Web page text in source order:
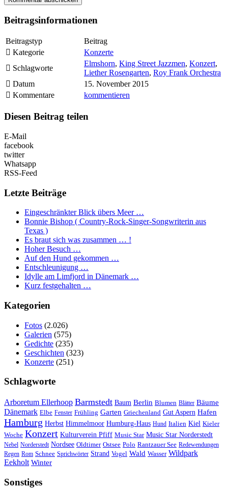
Beitragsinformationen
Beitragstyp
Beitrag
Kategorie
Konzerte
Schlagworte
Elmshorn, King Street Jazzmen, Konzert,
Liether Rosengarten, Roy Frank Orchestra
Datum
15. November 2015
Kommentare
kommentieren
Diesen Beitrag teilen
E-Mail
facebook
twitter
Whatsapp
RSS-Feed
Letzte Beiträge
Eingeschränkter Blick übers Meer …
Bonnie Bishop ( Country-Rock-Singer-Songwriterin aus
Texas )
Es braut sich was zusammen … !
Hoher Besuch …
Auf den Hund gekommen …
Entschleunigung …
Idylle am Limfjord in Dänemark …
Kurz festgehalten …
Kategorien
Fotos (2.026)
Galerien (575)
Gedichte (235)
Geschichten (323)
Konzerte (251)
Schlagworte
Arboretum Ellerhoop Barmstedt Baum Berlin Blumen Blätter Bäume
Dänemark Elbe Fenster Frühling Garten Griechenland Gut Aspern Hafen
Hamburg Herbst Himmelmoor Humburg-Haus Hund Italien Kiel Kieler
Woche Konzert Kulturverein Pfiff Music Star Music Star Norderstedt
Nebel Norderstedt Nordsee Oldtimer Ostsee Polo Rantzauer See Redewendungen
Regen Rom Schnee Sprichwörter Strand Vogel Wald Wasser Wildpark
Eekholt Winter
Sonstiges